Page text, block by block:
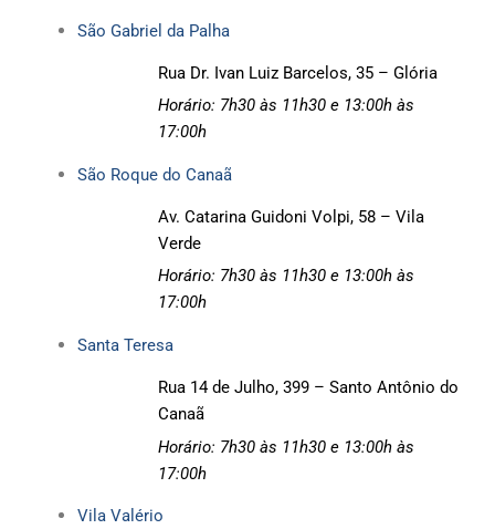
São Gabriel da Palha
Rua Dr. Ivan Luiz Barcelos, 35 – Glória
Horário: 7h30 às 11h30 e 13:00h às
17:00h
São Roque do Canaã
Av. Catarina Guidoni Volpi, 58 – Vila
Verde
Horário: 7h30 às 11h30 e 13:00h às
17:00h
Santa Teresa
Rua 14 de Julho, 399 – Santo Antônio do
Canaã
Horário: 7h30 às 11h30 e 13:00h às
17:00h
Vila Valério